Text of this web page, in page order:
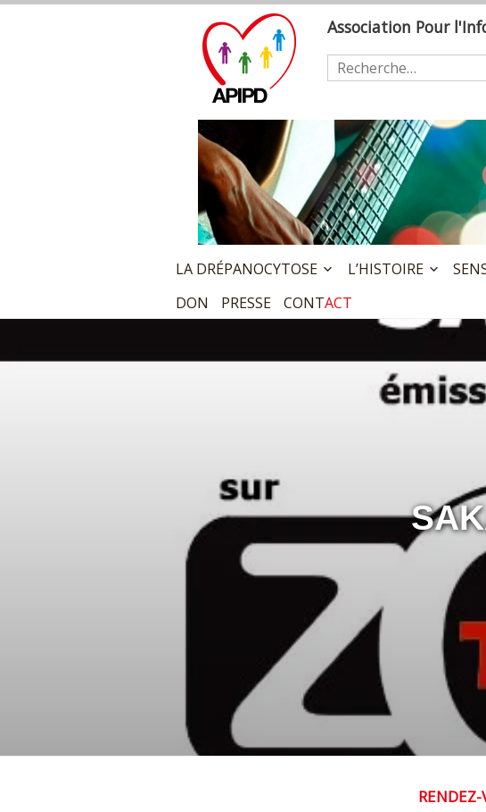
Association Pour l'I
Rechercher:
LA DRÉPANOCYTOSE L’HISTOIRE
DON
PRESSE CONTACT
RENDEZ-